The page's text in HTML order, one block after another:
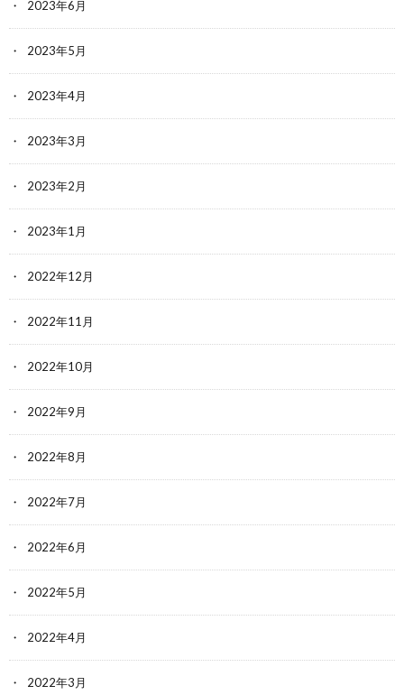
2023年6月
2023年5月
2023年4月
2023年3月
2023年2月
2023年1月
2022年12月
2022年11月
2022年10月
2022年9月
2022年8月
2022年7月
2022年6月
2022年5月
2022年4月
2022年3月